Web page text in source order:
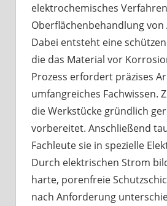
elektrochemisches
Oberflächenbehandlung
Dabei entsteht eine
die das Material vor
Prozess erfordert präzises
umfangreiches Fachwissen.
die Werkstücke gründlich
vorbereitet. Anschließend
Fachleute sie in spezielle
Durch elektrischen Strom
harte, porenfreie
nach Anforderung